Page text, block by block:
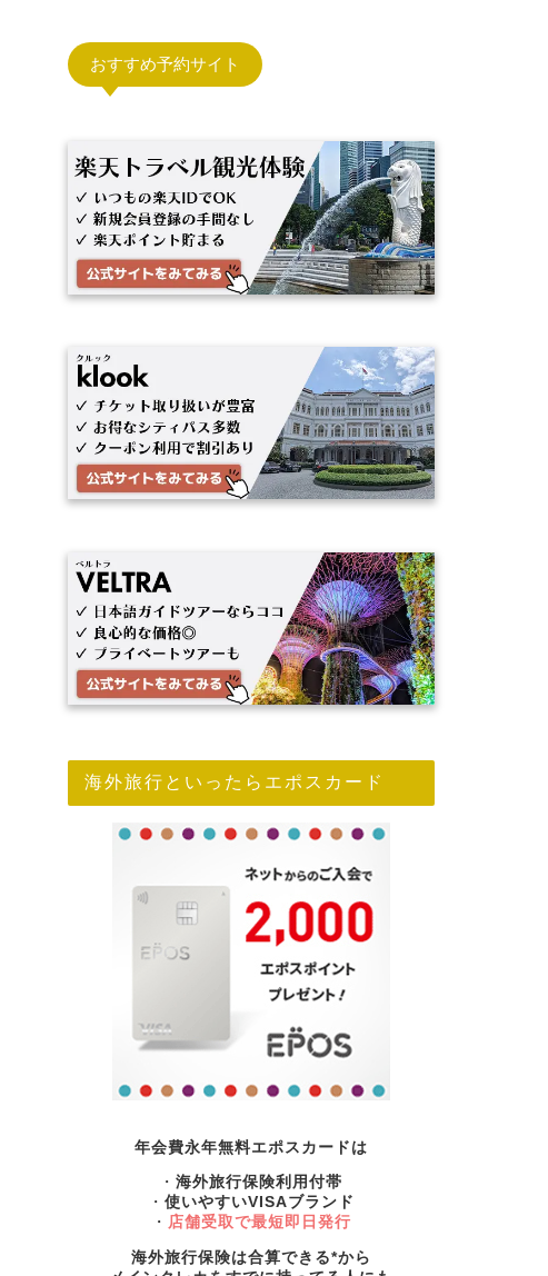
おすすめ予約サイト
海外旅行といったらエポスカード
年会費永年無料エポスカードは
・海外旅行保険利用付帯
・ 使いやすいVISAブランド
・ 店舗受取で最短即日発行
海外旅行保険は合算できる*から